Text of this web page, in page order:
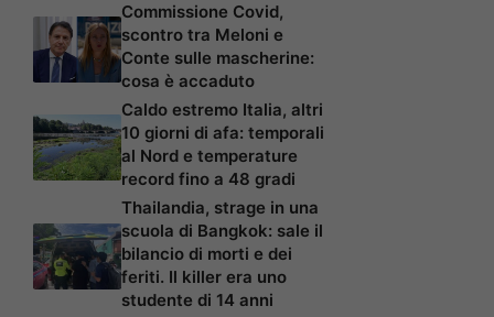
Commissione Covid,
scontro tra Meloni e
Conte sulle mascherine:
cosa è accaduto
Caldo estremo Italia, altri
10 giorni di afa: temporali
al Nord e temperature
record fino a 48 gradi
Thailandia, strage in una
scuola di Bangkok: sale il
bilancio di morti e dei
feriti. Il killer era uno
studente di 14 anni